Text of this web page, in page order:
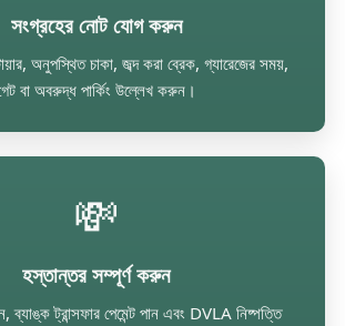
সংগ্রহের নোট যোগ করুন
অনুপস্থিত চাকা, জব্দ করা ব্রেক, গ্যারেজের সময়,
বা অবরুদ্ধ পার্কিং উল্লেখ করুন।
💸
হস্তান্তর সম্পূর্ণ করুন
ব্যাঙ্ক ট্রান্সফার পেমেন্ট পান এবং DVLA নিষ্পত্তি